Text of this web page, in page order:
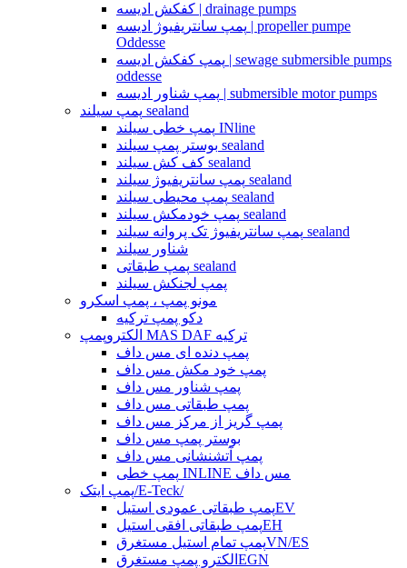
کفکش ادیسه | drainage pumps
پمپ سانتریفیوژ ادیسه | propeller pumpe
Oddesse
پمپ کفکش ادیسه | sewage submersible pumps
oddesse
پمپ شناور ادیسه | submersible motor pumps
پمپ سیلند sealand
پمپ خطی سیلند INline
بوستر پمپ سیلند sealand
کف کش سیلند sealand
پمپ سانتریفیوژ سیلند sealand
پمپ محیطی سیلند sealand
پمپ خودمکش سیلند sealand
پمپ سانتریفیوژ تک پروانه سیلند sealand
شناور سیلند
پمپ طبقاتی sealand
پمپ لجنکش سیلند
مونو پمپ ، پمپ اسکرو
دکو پمپ ترکیه
الکتروپمپ MAS DAF ترکیه
پمپ دنده ای مس داف
پمپ خود مکش مس داف
پمپ شناور مس داف
پمپ طبقاتی مس داف
پمپ گریز از مرکز مس داف
بوستر پمپ مس داف
پمپ آتشنشانی مس داف
پمپ خطی INLINE مس داف
پمپ ایتک/E-Teck/
پمپ طبقاتی عمودی استیلEV
پمپ طبقاتی افقی استیلEH
پمپ تمام استیل مستغرقVN/ES
الکترو پمپ مستغرقEGN